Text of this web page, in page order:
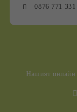
0876 771 331
Нашият онлайн